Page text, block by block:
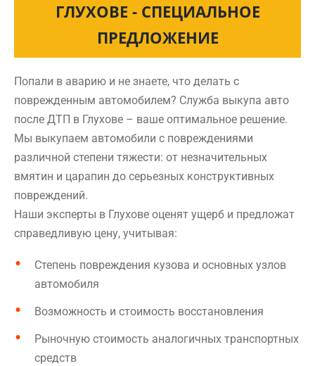
ГЛУХОВЕ - СПЕЦИАЛЬНОЕ
ПРЕДЛОЖЕНИЕ
Попали в аварию и не знаете, что делать с
поврежденным автомобилем? Служба выкупа авто
после ДТП в Глухове – ваше оптимальное решение.
Мы выкупаем автомобили с повреждениями
различной степени тяжести: от незначительных
вмятин и царапин до серьезных конструктивных
повреждений.
Наши эксперты в Глухове оценят ущерб и предложат
справедливую цену, учитывая:
Степень повреждения кузова и основных узлов
автомобиля
Возможность и стоимость восстановления
Рыночную стоимость аналогичных транспортных
средств